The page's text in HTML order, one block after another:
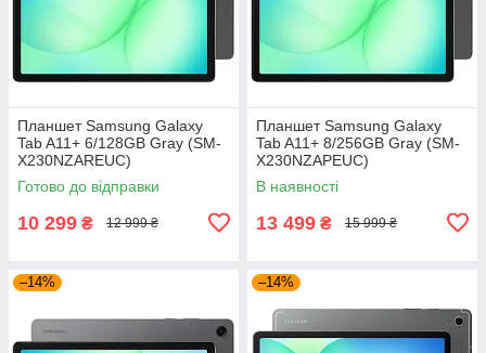
Планшет Samsung Galaxy
Tab A11+ 6/128GB Gray (SM-
X230NZAREUC)
Готово до відправки
10 299 ₴ 12 999 ₴
Планшет Samsung Galaxy
Tab A11+ 8/256GB Gray (SM-
X230NZAPEUC)
В наявності
13 499 ₴ 15 999 ₴
–14% –14%